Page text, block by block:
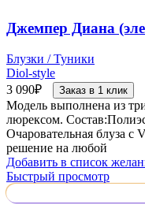
Джемпер Диана
Блузки / Туники
Diol-style
3 090₽ Заказ в 1 клик
Модель выполнена из
люрексом.
Очаровательная блуза с
решение на любой
Добавить в список
Быстрый просмотр